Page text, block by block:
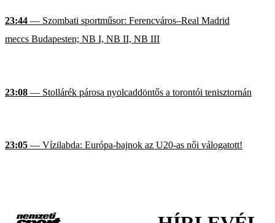
23:44 — Szombati sportműsor: Ferencváros–Real Madrid
meccs Budapesten; NB I, NB II, NB III
23:08 — Stollárék párosa nyolcaddöntős a torontói tenisztornán
23:05 — Vízilabda: Európa-bajnok az U20-as női válogatott!